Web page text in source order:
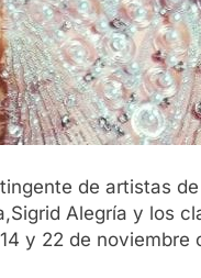
de artistas
Alegría y los
y 22 de